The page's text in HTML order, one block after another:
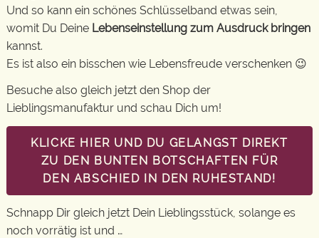
Und so kann ein schönes Schlüsselband etwas sein,
womit Du Deine Lebenseinstellung zum Ausdruck bringen
kannst.
Es ist also ein bisschen wie Lebensfreude verschenken 😉
Besuche also gleich jetzt den Shop der
Lieblingsmanufaktur und schau Dich um!
KLICKE HIER UND DU GELANGST DIREKT
ZU DEN BUNTEN BOTSCHAFTEN FÜR
DEN ABSCHIED IN DEN RUHESTAND!
Schnapp Dir gleich jetzt Dein Lieblingsstück, solange es
noch vorrätig ist und …